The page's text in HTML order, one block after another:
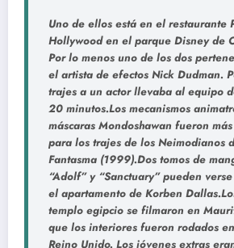
Uno de ellos está en el restaurante
Hollywood en el parque Disney de
Por lo menos uno de los dos
el artista de efectos Nick Dudman.
trajes a un actor llevaba al equipo
20 minutos.Los mecanismos
máscaras Mondoshawan fueron
para los trajes de los Neimodianos
Fantasma (1999).Dos tomos de
“Adolf” y “Sanctuary” pueden
el apartamento de Korben
templo egipcio se filmaron en
que los interiores fueron rodados
Reino Unido. Los jóvenes extras